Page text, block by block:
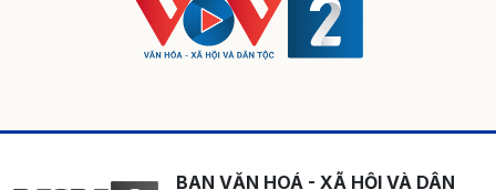
BAN VĂN HOÁ - XÃ HỘI VÀ DÂN